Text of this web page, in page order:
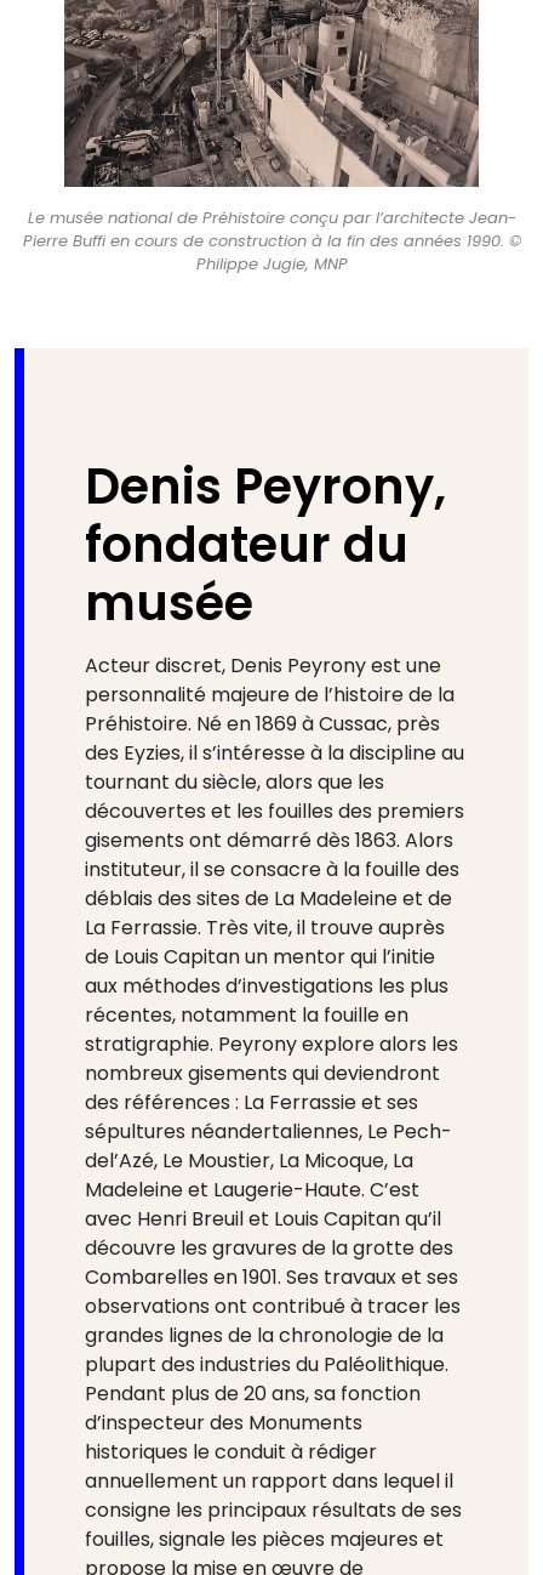
Le musée national de Préhistoire conçu par l’architecte Jean-
Pierre Buffi en cours de construction à la fin des années 1990. ©
Philippe Jugie, MNP
Denis Peyrony,
fondateur du
musée
Acteur discret, Denis Peyrony est une
personnalité majeure de l’histoire de la
Préhistoire. Né en 1869 à Cussac, près
des Eyzies, il s’intéresse à la discipline au
tournant du siècle, alors que les
découvertes et les fouilles des premiers
gisements ont démarré dès 1863. Alors
instituteur, il se consacre à la fouille des
déblais des sites de La Madeleine et de
La Ferrassie. Très vite, il trouve auprès
de Louis Capitan un mentor qui l’initie
aux méthodes d’investigations les plus
récentes, notamment la fouille en
stratigraphie. Peyrony explore alors les
nombreux gisements qui deviendront
des références : La Ferrassie et ses
sépultures néandertaliennes, Le Pech-
del’Azé, Le Moustier, La Micoque, La
Madeleine et Laugerie-Haute. C’est
avec Henri Breuil et Louis Capitan qu’il
découvre les gravures de la grotte des
Combarelles en 1901. Ses travaux et ses
observations ont contribué à tracer les
grandes lignes de la chronologie de la
plupart des industries du Paléolithique.
Pendant plus de 20 ans, sa fonction
d’inspecteur des Monuments
historiques le conduit à rédiger
annuellement un rapport dans lequel il
consigne les principaux résultats de ses
fouilles, signale les pièces majeures et
propose la mise en œuvre de